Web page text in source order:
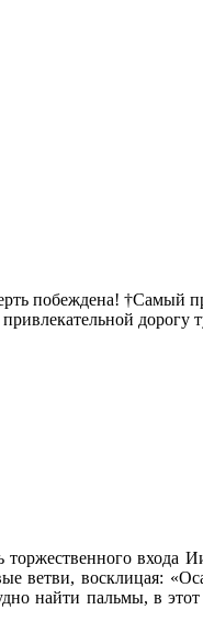
побеждена!
дорогу
входа
ветви, восклицая:
найти пальмы, в этот